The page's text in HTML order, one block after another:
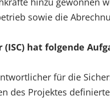
sowie die
(ISC) hat folgende
für die
des Projektes